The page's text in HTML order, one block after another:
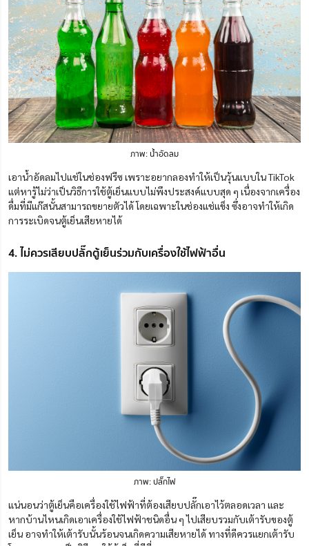
ภาพ: น้ำอัดลม
เอาน้ำอัดลมไปแช่ในช่องฟรีซ เพราะอยากลองทำให้เป็นวุ้นแบบใน TikTok
แต่หารู้ไม่ว่าเป็นวิธีการใช้ตู้เย็นแบบไม่พึงประสงค์แบบสุด ๆ เนื่องจากเครื่อง
ดื่มที่มีแก๊สนั้นสามารถขยายตัวได้ โดยเฉพาะในช่องแช่แข็ง ซึ่งอาจทำให้เกิด
การระเบิดจนตู้เย็นเสียหายได้
4. ไม่ควรเสียบปลั๊กตู้เย็นร่วมกับเครื่องใช้ไฟฟ้าอื่น
ภาพ: ปลั๊กไฟ
แน่นอนว่าตู้เย็นคือเครื่องใช้ไฟฟ้าที่ต้องเสียบปลั๊กเอาไว้ตลอดเวลา และ
หากบ้านไหนเกิดเอาเครื่องใช้ไฟฟ้าชนิดอื่น ๆ ไปเสียบรวมกับเต้ารับของตู้
เย็น อาจทำให้เต้ารับนั้นร้อนจนเกิดความเสียหายได้ ทางที่ดีควรแยกเต้ารับ